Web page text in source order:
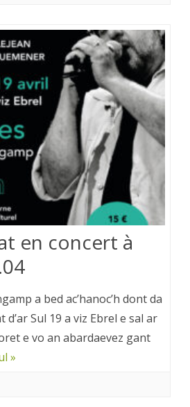
en concert à
a bed ac’hanoc’h dont da
d’ar Sul 19 a viz Ebrel e sal ar
e vo an abardaevez gant
»